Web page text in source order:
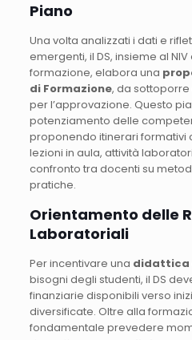
Piano
Una volta analizzati i dati e
emergenti, il DS, insieme al
formazione, elabora una
di Formazione, da sottoporre
per l’approvazione. Questo
potenziamento delle
proponendo itinerari formativi
lezioni in aula, attività
confronto tra docenti su
pratiche.
Orientamento delle
Laboratoriali
Per incentivare una didattica
bisogni degli studenti, il DS
finanziarie disponibili verso
diversificate. Oltre alla
fondamentale prevedere